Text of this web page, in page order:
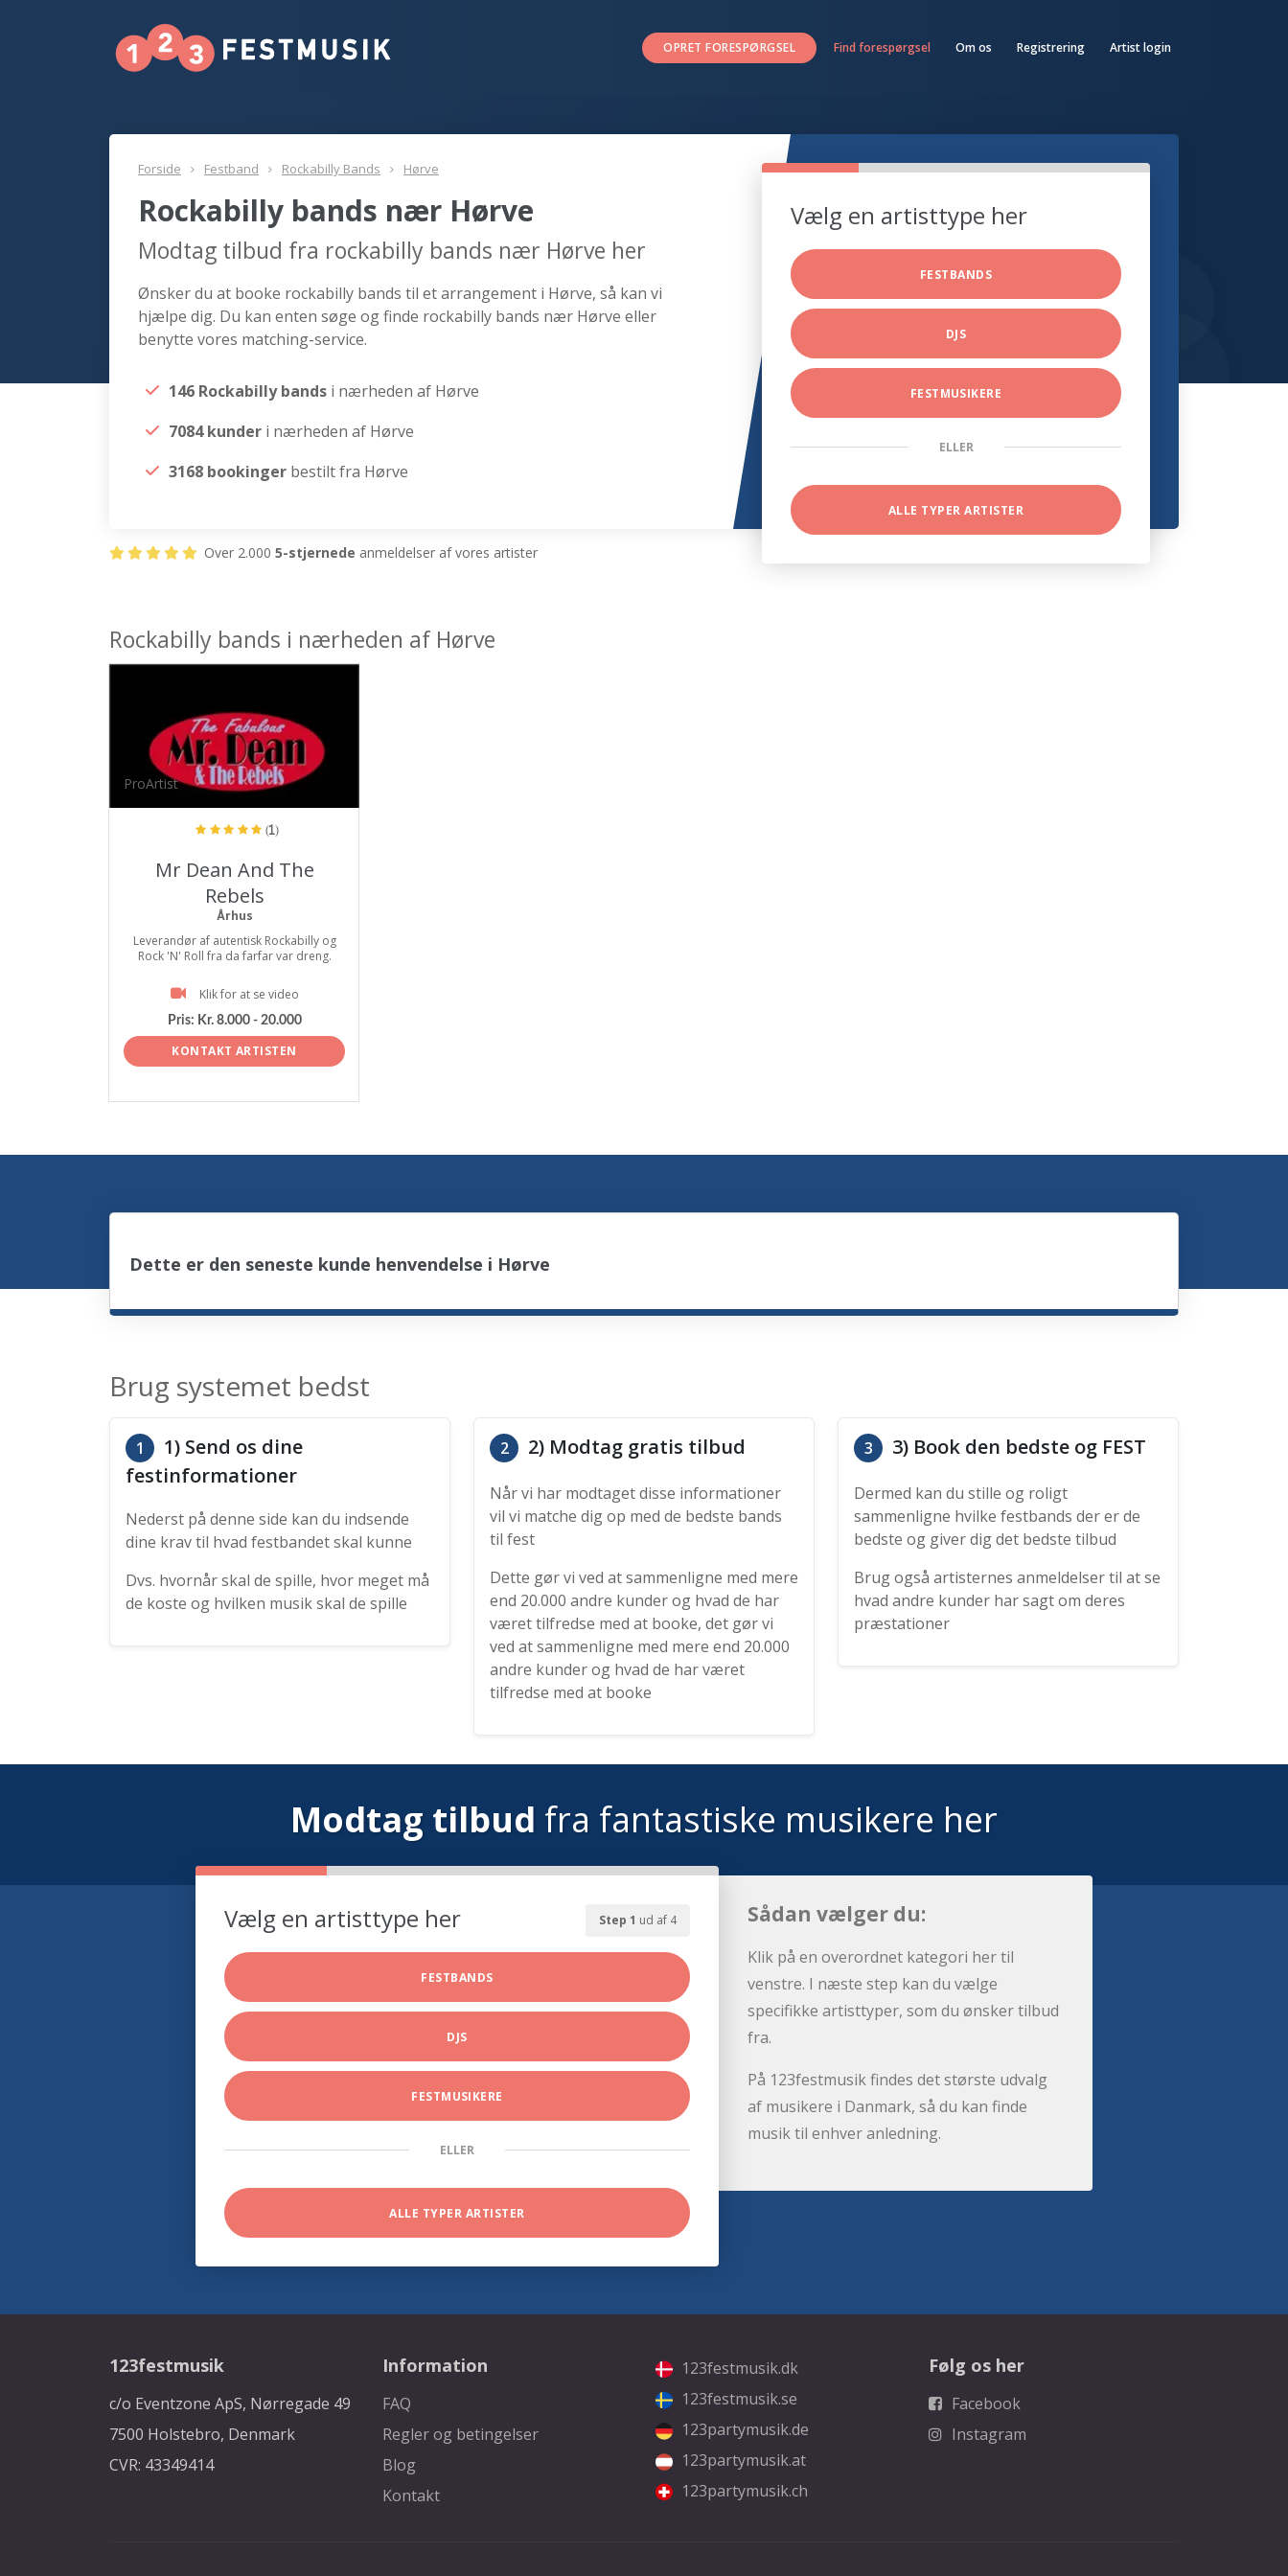
OPRET FORESPØRGSEL Find forespørgsel Om os Registrering Artist login
Forside Festband Rockabilly Bands Hørve
Rockabilly bands nær Hørve
Modtag tilbud fra rockabilly bands nær Hørve her
Ønsker du at booke rockabilly bands til et arrangement i Hørve, så kan vi
hjælpe dig. Du kan enten søge og finde rockabilly bands nær Hørve eller
benytte vores matching-service.
146 Rockabilly bands i nærheden af Hørve
7084 kunder i nærheden af Hørve
3168 bookinger bestilt fra Hørve
Vælg en artisttype her
FESTBANDS
DJS
FESTMUSIKERE
ELLER
ALLE TYPER ARTISTER
Over 2.000 5-stjernede anmeldelser af vores artister
Rockabilly bands i nærheden af Hørve
ProArtist
(1)
Mr Dean And The
Rebels
Århus
Leverandør af autentisk Rockabilly og
Rock 'N' Roll fra da farfar var dreng.
Klik for at se video
Pris: Kr. 8.000 - 20.000
KONTAKT ARTISTEN
Dette er den seneste kunde henvendelse i Hørve
Brug systemet bedst
1
1) Send os dine
festinformationer
Nederst på denne side kan du indsende
dine krav til hvad festbandet skal kunne
Dvs. hvornår skal de spille, hvor meget må
de koste og hvilken musik skal de spille
2 2) Modtag gratis tilbud
Når vi har modtaget disse informationer
vil vi matche dig op med de bedste bands
til fest
Dette gør vi ved at sammenligne med mere
end 20.000 andre kunder og hvad de har
været tilfredse med at booke, det gør vi
ved at sammenligne med mere end 20.000
andre kunder og hvad de har været
tilfredse med at booke
3 3) Book den bedste og FEST
Dermed kan du stille og roligt
sammenligne hvilke festbands der er de
bedste og giver dig det bedste tilbud
Brug også artisternes anmeldelser til at se
hvad andre kunder har sagt om deres
præstationer
Modtag tilbud fra fantastiske musikere her
Step 1 ud af 4
Vælg en artisttype her
FESTBANDS
DJS
FESTMUSIKERE
ELLER
ALLE TYPER ARTISTER
Sådan vælger du:
Klik på en overordnet kategori her til
venstre. I næste step kan du vælge
specifikke artisttyper, som du ønsker tilbud
fra.
På 123festmusik findes det største udvalg
af musikere i Danmark, så du kan finde
musik til enhver anledning.
123festmusik
c/o Eventzone ApS, Nørregade 49
7500 Holstebro, Denmark
CVR: 43349414
Information
FAQ
Regler og betingelser
Blog
Kontakt
123festmusik.dk
123festmusik.se
123partymusik.de
123partymusik.at
123partymusik.ch
Følg os her
Facebook
Instagram